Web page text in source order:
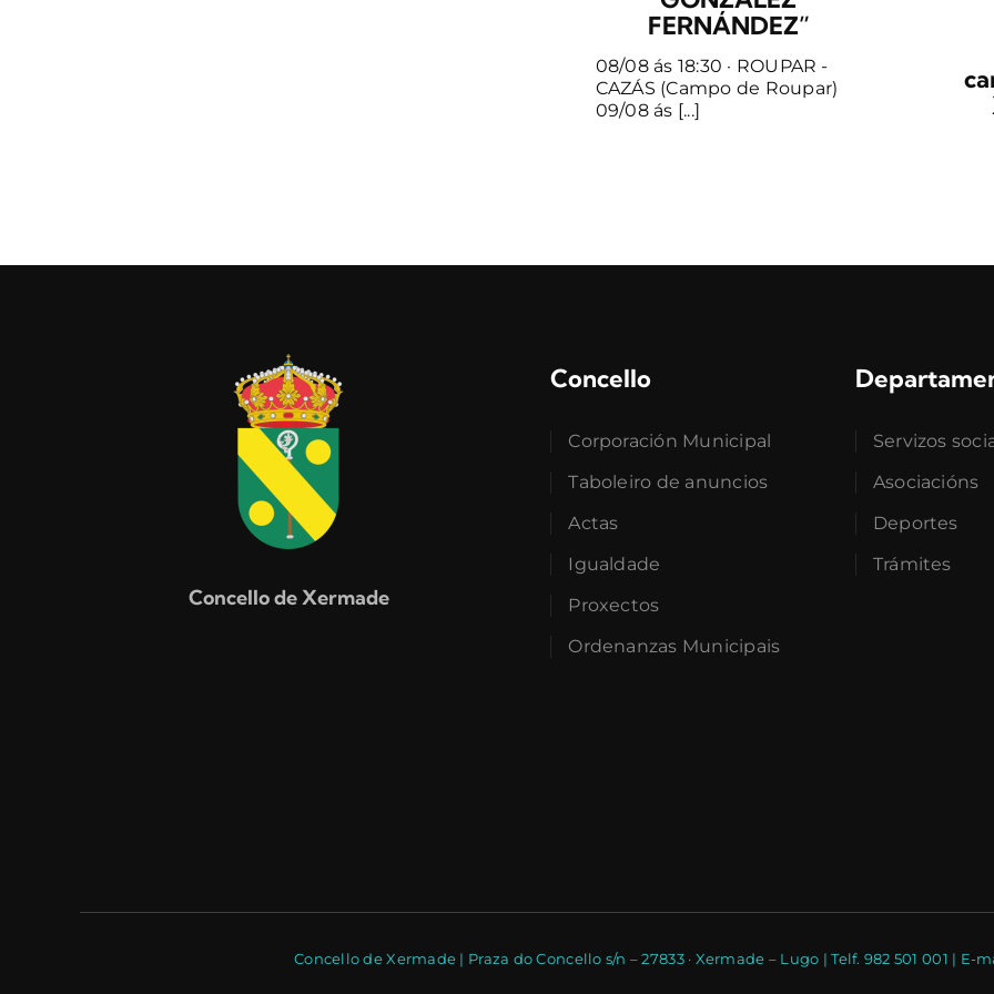
FERNÁNDEZ”
08/08 ás 18:30 · ROUPAR -
CAZÁS (Campo de Roupar)
09/08 ás [...]
Concello de Xermade
Concello
Corporación Municipal
Taboleiro de anuncios
Actas
Igualdade
Proxectos
Ordenanzas Municipais
Servizos
Asociacións
Deportes
Trámites
Concello de Xermade | Praza do Concello s/n – 27833 · Xermade – Lugo | Telf. 982 501 001 |